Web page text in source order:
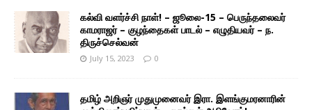
கல்வி வளர்ச்சி நாள்! – ஜூலை-15 – பெருந்தலைவர்
காமராஜர் – குழந்தைகள் பாடல் – எழுதியவர் – ந.
திருச்செல்வன்
July 15, 2023 0
தமிழ் அறிஞர் முதுமுனைவர் இரா. இளங்குமரனாரின்